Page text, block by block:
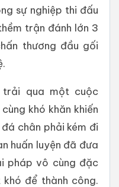
sự nghiệp thi đấu
trận đánh lớn 3
thương đầu gối
trải qua một cuộc
khó khăn khiến
chân phải kém đi
huấn luyện đã đưa
pháp vô cùng đặc
để thành công.